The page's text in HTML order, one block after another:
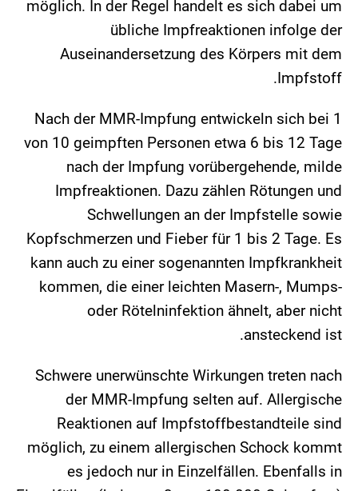
möglich. In der Regel handelt es sich dabei um
übliche Impfreaktionen infolge der
Auseinandersetzung des Körpers mit dem
Impfstoff.
Nach der MMR-Impfung entwickeln sich bei 1
von 10 geimpften Personen etwa 6 bis 12 Tage
nach der Impfung vorübergehende, milde
Impfreaktionen. Dazu zählen Rötungen und
Schwellungen an der Impfstelle sowie
Kopfschmerzen und Fieber für 1 bis 2 Tage. Es
kann auch zu einer sogenannten Impfkrankheit
kommen, die einer leichten Masern-, Mumps-
oder Rötelninfektion ähnelt, aber nicht
ansteckend ist.
Schwere unerwünschte Wirkungen treten nach
der MMR-Impfung selten auf. Allergische
Reaktionen auf Impfstoffbestandteile sind
möglich, zu einem allergischen Schock kommt
es jedoch nur in Einzelfällen. Ebenfalls in